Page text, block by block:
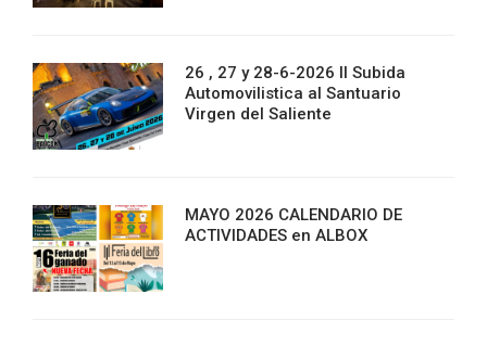
26 , 27 y 28-6-2026 II Subida
Automovilistica al Santuario
Virgen del Saliente
MAYO 2026 CALENDARIO DE
ACTIVIDADES en ALBOX